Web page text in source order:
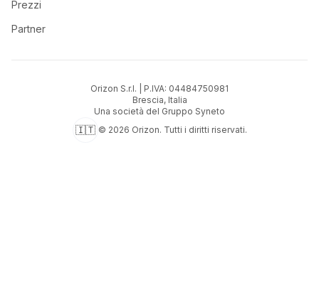
Prezzi
Partner
Orizon S.r.l. | P.IVA: 04484750981
Brescia, Italia
Una società del Gruppo Syneto
🇮🇹 © 2026 Orizon. Tutti i diritti riservati.